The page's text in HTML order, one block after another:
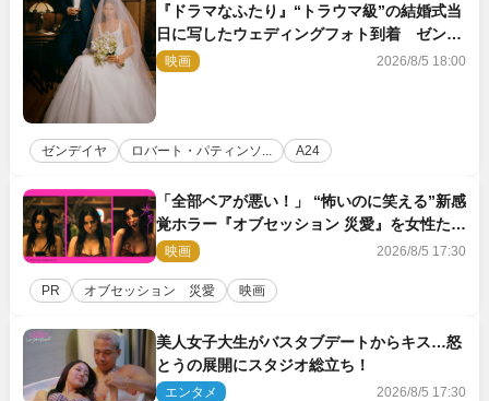
『ドラマなふたり』“トラウマ級”の結婚式当
日に写したウェディングフォト到着 ゼンデ
イヤ×ロバート・パティンソンのインタビュ
ー映像も
映画 2026/8/5 18:00
ゼンデイヤ ロバート・パティンソ... A24
「全部ベアが悪い！」 “怖いのに笑える”新感
覚ホラー『オブセッション 災愛』を女性たち
が本音で語る＜座談会＞
映画 2026/8/5 17:30
PR オブセッション 災愛 映画
美人女子大生がバスタブデートからキス…怒
とうの展開にスタジオ総立ち！
エンタメ 2026/8/5 17:30